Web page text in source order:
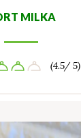
MILKA
(4.5/ 5)